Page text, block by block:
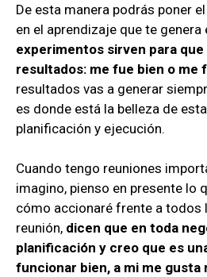
De esta manera podrás poner
en el aprendizaje que te genera
experimentos sirven para
resultados: me fue bien o me
resultados vas a generar
es donde está la belleza de
planificación y ejecución.
Cuando tengo reuniones
imagino, pienso en presente lo
cómo accionaré frente a todos
reunión, dicen que en toda
planificación y creo que es
funcionar bien, a mi me gusta